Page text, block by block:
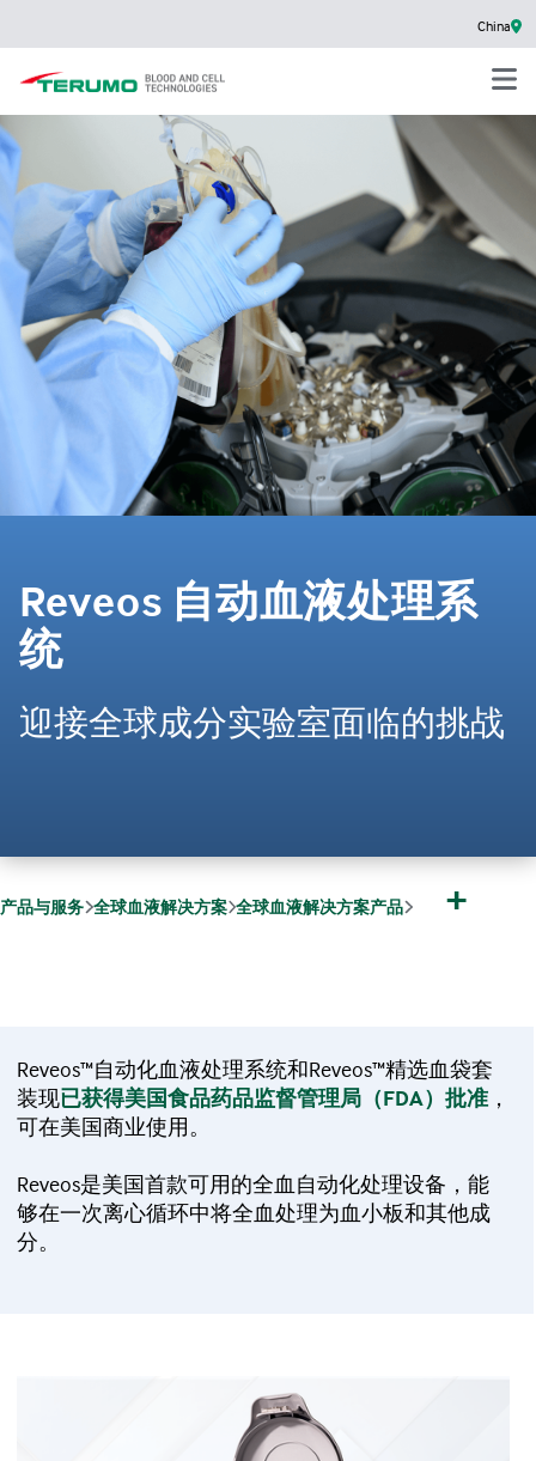
China
Reveos 自动血液处理系
统
迎接全球成分实验室面临的挑战
产品与服务 全球血液解决方案 全球血液解决方案产品 +
Reveos™自动化血液处理系统和Reveos™精选血袋套
装现已获得美国食品药品监督管理局（FDA）批准，
可在美国商业使用。
Reveos是美国首款可用的全血自动化处理设备，能
够在一次离心循环中将全血处理为血小板和其他成
分。